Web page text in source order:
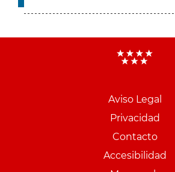
Aviso Legal
Privacidad
Contacto
Accesibilidad